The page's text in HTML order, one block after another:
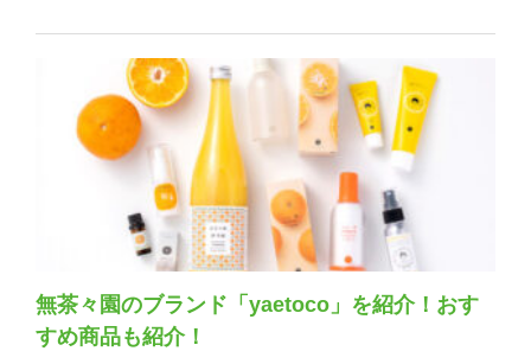
無茶々園のブランド「yaetoco」を紹介！おす
すめ商品も紹介！